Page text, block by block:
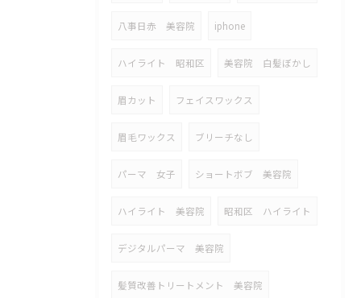
八事日赤 美容院 iphone
ハイライト 昭和区 美容院 白髪ぼかし
眉カット フェイスワックス
眉毛ワックス ブリーチなし
パーマ 女子 ショートボブ 美容院
ハイライト 美容院 昭和区 ハイライト
デジタルパーマ 美容院
髪質改善トリートメント 美容院